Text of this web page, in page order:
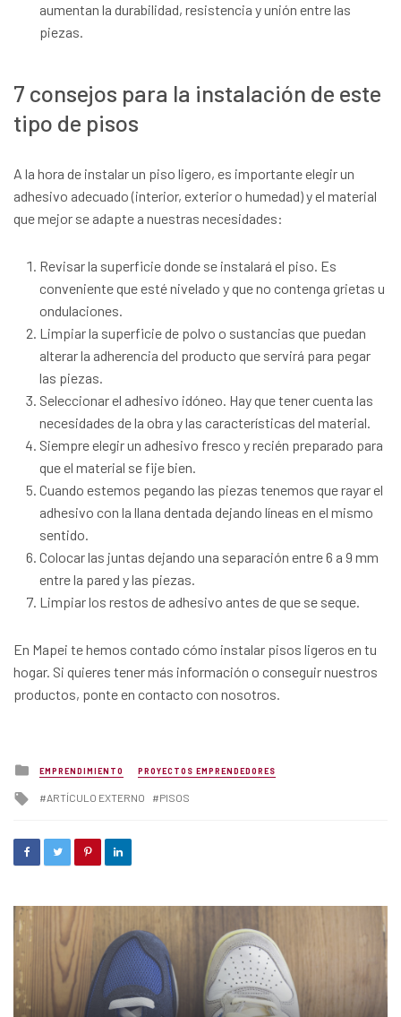
aumentan la durabilidad, resistencia y unión entre las
piezas.
7 consejos para la instalación de este
tipo de pisos
A la hora de instalar un piso ligero, es importante elegir un
adhesivo adecuado (interior, exterior o humedad) y el material
que mejor se adapte a nuestras necesidades:
Revisar la superficie donde se instalará el piso. Es
conveniente que esté nivelado y que no contenga grietas u
ondulaciones.
Limpiar la superficie de polvo o sustancias que puedan
alterar la adherencia del producto que servirá para pegar
las piezas.
Seleccionar el adhesivo idóneo. Hay que tener cuenta las
necesidades de la obra y las características del material.
Siempre elegir un adhesivo fresco y recién preparado para
que el material se fije bien.
Cuando estemos pegando las piezas tenemos que rayar el
adhesivo con la llana dentada dejando líneas en el mismo
sentido.
Colocar las juntas dejando una separación entre 6 a 9 mm
entre la pared y las piezas.
Limpiar los restos de adhesivo antes de que se seque.
En Mapei te hemos contado cómo instalar pisos ligeros en tu
hogar. Si quieres tener más información o conseguir nuestros
productos, ponte en contacto con nosotros.
Posted
in
EMPRENDIMIENTO PROYECTOS EMPRENDEDORES
Tagged
ARTÍCULO EXTERNO PISOS